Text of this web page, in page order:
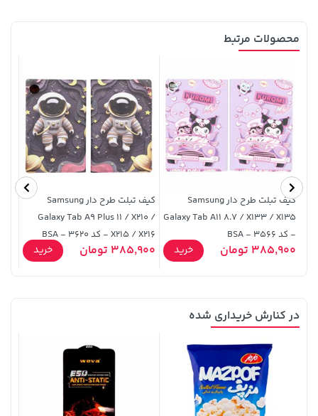
141,000 تومان
165,900
خرید 119,900 تومان خرید
19,879,000 تومان خرید 57,280,000 تومان
محصولات مرتبط
کیف تبلت طرح دار Samsung
Galaxy Tab A11 8.7 / X133 / X135
- کد 3566 - BSA
385,900 تومان خرید
کیف تبلت طرح دار Samsung
Galaxy Tab A9 Plus 11 / X210 /
X215 / X216 - کد 3620 - BSA
385,900 تومان خرید
در کنارش خریداری شده